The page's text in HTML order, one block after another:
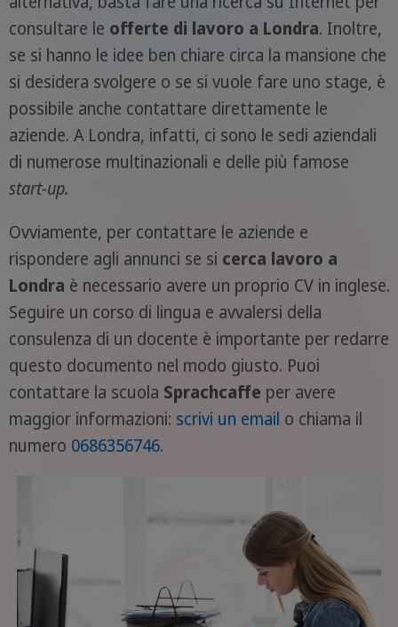
consultare le offerte di lavoro a Londra. Inoltre,
se si hanno le idee ben chiare circa la mansione che
si desidera svolgere o se si vuole fare uno stage, è
possibile anche contattare direttamente le
aziende. A Londra, infatti, ci sono le sedi aziendali
di numerose multinazionali e delle più famose
start-up.
Ovviamente, per contattare le aziende e
rispondere agli annunci se si cerca lavoro a
Londra è necessario avere un proprio CV in inglese.
Seguire un corso di lingua e avvalersi della
consulenza di un docente è importante per redarre
questo documento nel modo giusto. Puoi
contattare la scuola Sprachcaffe per avere
maggior informazioni: scrivi un email o chiama il
numero 0686356746.